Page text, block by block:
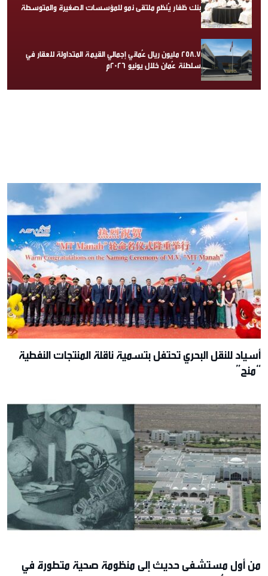
بنك ظفار يُنظم ملتقى نمو للمؤسسات الصغيرة والمتوسطة
258.7 مليون ريال عُماني إجمالي القيمة المتداولة للعقار في
سلطنة عُمان خلال يونيو 2026م
أسياد للنقل البحري تحتفل بتسمية ناقلة المنتجات النفطية
“منح”
من أول مستشفى حديث إلى منظومة صحية متطورة في